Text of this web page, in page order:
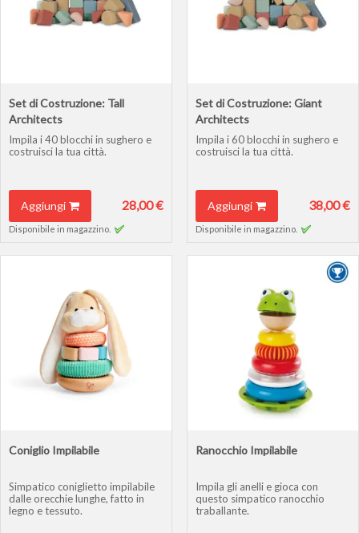
Set di Costruzione: Tall
Architects
Impila i 40 blocchi in sughero e
costruisci la tua città.
Aggiungi 28,00 €
Disponibile in magazzino.
Set di Costruzione: Giant
Architects
Impila i 60 blocchi in sughero e
costruisci la tua città.
Aggiungi 38,00 €
Disponibile in magazzino.
Coniglio Impilabile
Simpatico coniglietto impilabile
dalle orecchie lunghe, fatto in
legno e tessuto.
Ranocchio Impilabile
Impila gli anelli e gioca con
questo simpatico ranocchio
traballante.